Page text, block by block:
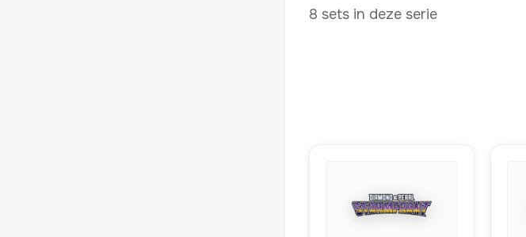
8 sets in deze serie